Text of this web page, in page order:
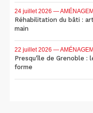
24 juillet 2026 —
Réhabilitation du bâti :
main
22 juillet 2026 —
Presqu'île de Grenoble :
forme